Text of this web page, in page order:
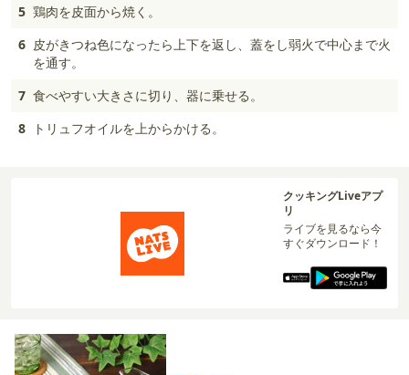
5 鶏肉を皮面から焼く。
6 皮がきつね色になったら上下を返し、蓋をし弱火で中心まで火
を通す。
7 食べやすい大きさに切り、器に乗せる。
8
トリュフオイルを上からかける。
クッキングLiveアプ
リ
ライブを見るなら今
すぐダウンロード！